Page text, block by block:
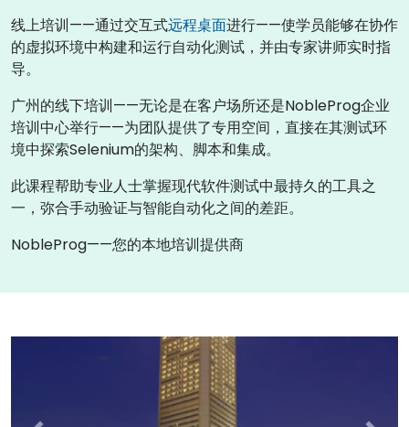
线上培训——通过交互式远程桌面进行——使学员能够在协作
的虚拟环境中构建和运行自动化测试，并由专家讲师实时指
导。
广州的线下培训——无论是在客户场所还是NobleProg企业
培训中心举行——为团队提供了专用空间，直接在其测试环
境中探索Selenium的架构、脚本和集成。
此课程帮助专业人士掌握现代软件测试中最持久的工具之
一，弥合手动验证与智能自动化之间的差距。
NobleProg——您的本地培训提供商